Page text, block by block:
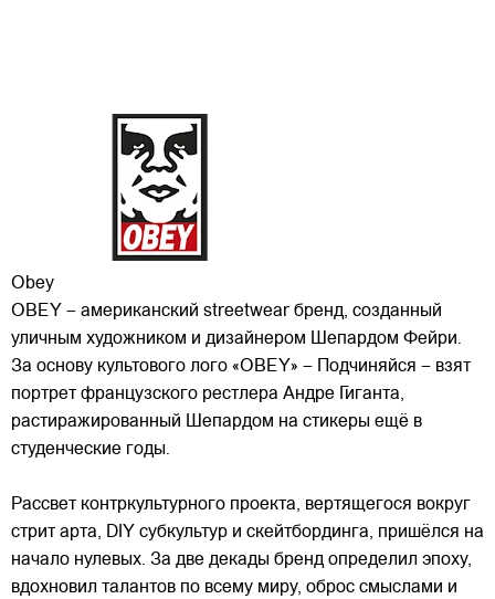
Obey
OBEY – американский streetwear бренд, созданный
уличным художником и дизайнером Шепардом Фейри.
За основу культового лого «OBEY» – Подчиняйся – взят
портрет французского рестлера Андре Гиганта,
растиражированный Шепардом на стикеры ещё в
студенческие годы.
Рассвет контркультурного проекта, вертящегося вокруг
стрит арта, DIY субкультур и скейтбординга, пришёлся на
начало нулевых. За две декады бренд определил эпоху,
вдохновил талантов по всему миру, оброс смыслами и